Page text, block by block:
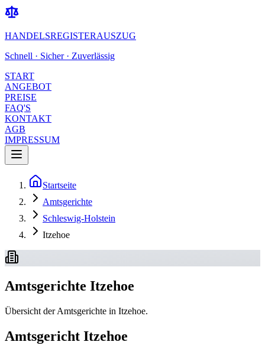
HANDELSREGISTERAUSZUG
Schnell · Sicher · Zuverlässig
START
ANGEBOT
PREISE
FAQ'S
KONTAKT
AGB
IMPRESSUM
Startseite
Amtsgerichte
Schleswig-Holstein
Itzehoe
Amtsgerichte Itzehoe
Übersicht der Amtsgerichte in Itzehoe.
Amtsgericht Itzehoe